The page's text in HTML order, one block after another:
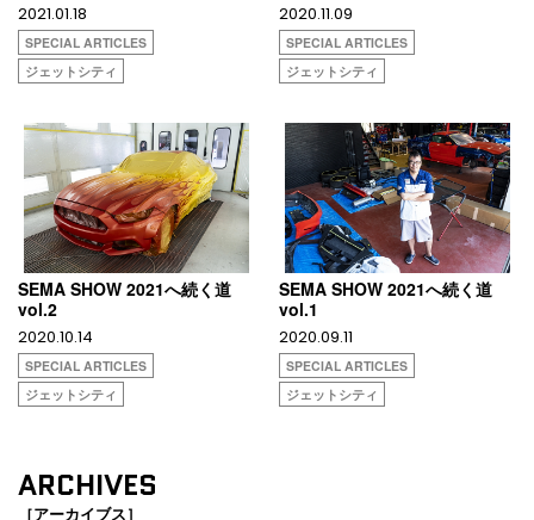
2021.01.18
SPECIAL ARTICLES
ジェットシティ
2020.11.09
SPECIAL ARTICLES
ジェットシティ
SEMA SHOW 2021へ続く道
vol.2
2020.10.14
SPECIAL ARTICLES
ジェットシティ
SEMA SHOW 2021へ続く道
vol.1
2020.09.11
SPECIAL ARTICLES
ジェットシティ
ARCHIVES
［アーカイブス］